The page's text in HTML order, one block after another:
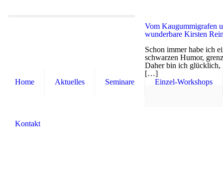
Home Aktuelles Seminare Einzel-Workshops
Kontakt
Vom Kaugummigrafen
wunderbare Kirsten
Schon immer habe ich
schwarzen Humor,
Daher bin ich glücklich,
[…]